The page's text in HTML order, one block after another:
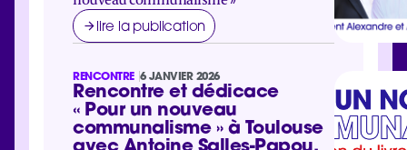
lire la publication
RENCONTRE 6 JANVIER 2026
Rencontre et dédicace
« Pour un nouveau
communalisme » à Toulouse
avec Antoine Salles-Papou,